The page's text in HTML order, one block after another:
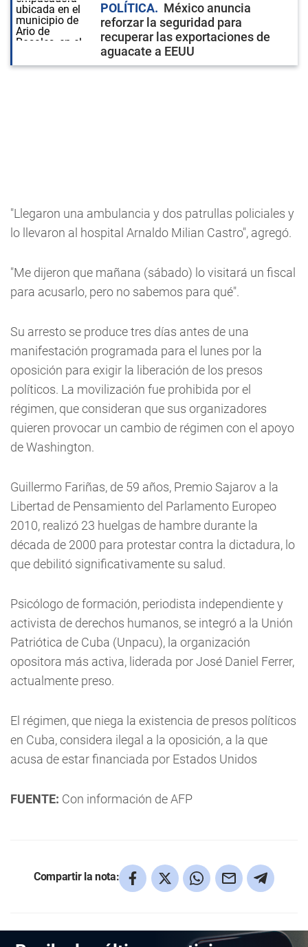
POLÍTICA
México anuncia
reforzar la seguridad para
recuperar las exportaciones de
aguacate a EEUU
"Llegaron una ambulancia y dos patrullas policiales y
lo llevaron al hospital Arnaldo Milian Castro", agregó.
"Me dijeron que mañana (sábado) lo visitará un fiscal
para acusarlo, pero no sabemos para qué".
Su arresto se produce tres días antes de una
manifestación programada para el lunes por la
oposición para exigir la liberación de los presos
políticos. La movilización fue prohibida por el
régimen, que consideran que sus organizadores
quieren provocar un cambio de régimen con el apoyo
de Washington.
Guillermo Fariñas, de 59 años, Premio Sajarov a la
Libertad de Pensamiento del Parlamento Europeo
2010, realizó 23 huelgas de hambre durante la
década de 2000 para protestar contra la dictadura, lo
que debilitó significativamente su salud.
Psicólogo de formación, periodista independiente y
activista de derechos humanos, se integró a la Unión
Patriótica de Cuba (Unpacu), la organización
opositora más activa, liderada por José Daniel Ferrer,
actualmente preso.
El régimen, que niega la existencia de presos políticos
en Cuba, considera ilegal a la oposición, a la que
acusa de estar financiada por Estados Unidos
FUENTE: Con información de AFP
Compartir la nota: